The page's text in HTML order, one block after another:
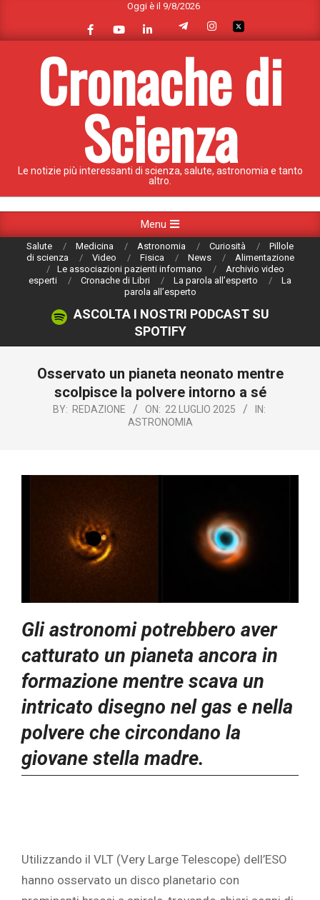
content
Oggi è il 9/8/2026
Cronache di
Scienza
Le notizie più interessanti di scienza, salute, astronomia e tanto
altro.
Navigation
Menu
Salute Medicina Astronomia Curiosità
Pillole
di scienza
Video Fisica News
Alimentazione
Le associazioni pazienti informano
Archivio video
esperti
Cronache di Libri La parola all’esperto
La
parola all’esperto
ASCOLTA I NOSTRI PODCAST SU
SPOTIFY
Osservato un pianeta neonato mentre
scolpisce la polvere intorno a sé
BY: REDAZIONE ON: 22 LUGLIO 2025
IN:
ASTRONOMIA
Gli astronomi potrebbero aver
catturato un pianeta ancora in
formazione mentre scava un
intricato disegno nel gas e nella
polvere che circondano la
giovane stella madre.
Utilizzando il VLT (Very Large Telescope) dell’ESO
hanno osservato un disco planetario con